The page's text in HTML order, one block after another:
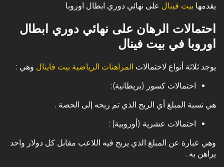
يقدمها بيت فينال على نهائي دوري ابطال اوروبا
احتمالات الرهان على نهائي دوري ابطال
اوروبا في بيت فينال
يوجد ثلاثة أنواع لاحتمالات المراهنات الرياضية بيت فاينال وهي :
احتمالات كسور (بريطانية):
هي نسبة المبلغ أي الربح الذي تم ربحه إلى الحصة .
احتمالات عشرية (أوروبية) :
وهي عبارة عن المبلغ الذي يربح فيه اللاعب مقابل كل دولار واحد
يراهن به .